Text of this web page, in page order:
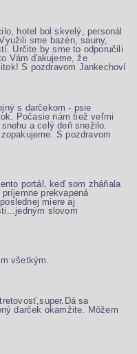
hotel bol skvelý, personál
sme bazén, sauny,
Určite by sme to odporučili
Vám ďakujeme, že
S pozdravom Jankechoví
s darčekom - psie
Počasie nám tiež veľmi
a celý deň snežilo.
S pozdravom
portál, keď som zháňala
prekvapená
miere aj
slovom
všetkým.
sa
darček okamžite. Môžem